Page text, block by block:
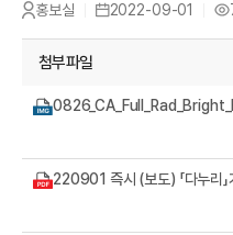
A
작
성
홍보실
등
록
2022-09-01
조
회
첨부파일
220901 즉시 (보도) 「다누리